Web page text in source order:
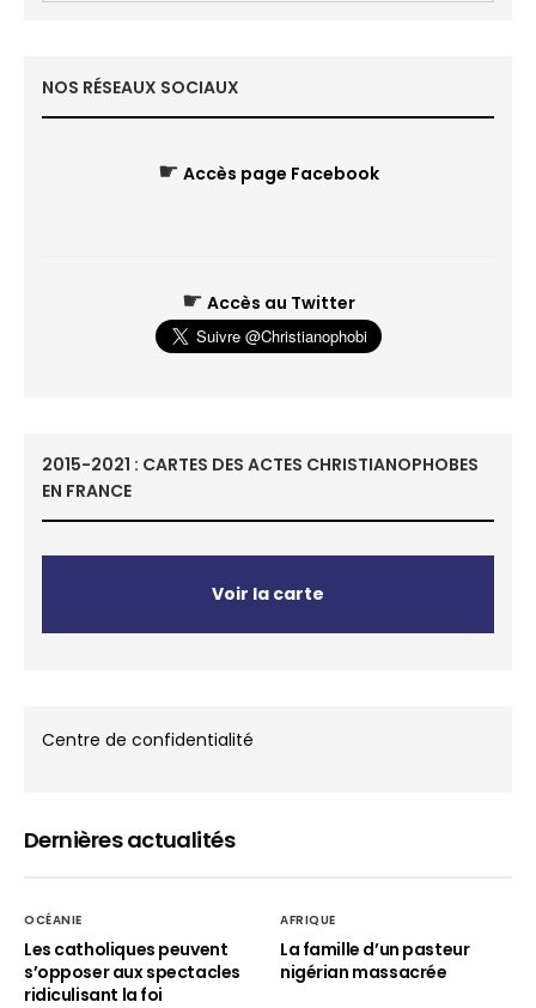
NOS RÉSEAUX SOCIAUX
☛ Accès page Facebook
☛ Accès au Twitter
2015-2021 : CARTES DES ACTES CHRISTIANOPHOBES
EN FRANCE
Voir la carte
Centre de confidentialité
Dernières actualités
OCÉANIE
Les catholiques peuvent
s’opposer aux spectacles
ridiculisant la foi
AFRIQUE
La famille d’un pasteur
nigérian massacrée